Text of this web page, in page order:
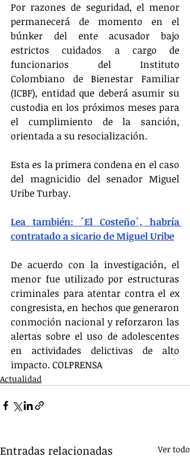
Por razones de seguridad, el menor
permanecerá de momento en el
búnker del ente acusador bajo
estrictos cuidados a cargo de
funcionarios del Instituto
Colombiano de Bienestar Familiar
(ICBF), entidad que deberá asumir su
custodia en los próximos meses para
el cumplimiento de la sanción,
orientada a su resocialización.
Esta es la primera condena en el caso
del magnicidio del senador Miguel
Uribe Turbay.
Lea también: ´El Costeño´, habría
contratado a sicario de Miguel Uribe
De acuerdo con la investigación, el
menor fue utilizado por estructuras
criminales para atentar contra el ex
congresista, en hechos que generaron
conmoción nacional y reforzaron las
alertas sobre el uso de adolescentes
en actividades delictivas de alto
impacto. COLPRENSA
Actualidad
Entradas relacionadas Ver todo